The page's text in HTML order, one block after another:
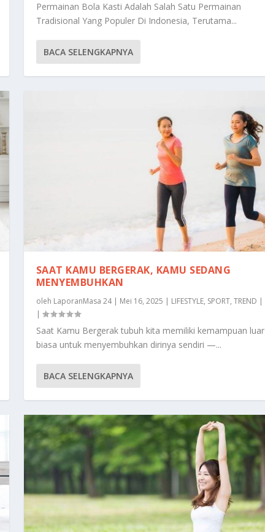
Permainan Bola Kasti Adalah Salah Satu Permainan
Tradisional Yang Populer Di Indonesia, Terutama...
BACA SELENGKAPNYA
SAAT KAMU BERGERAK, KAMU SEDANG
MENYEMBUHKAN
oleh LaporanMasa 24| Mei 16, 2025 | LIFESTYLE, SPORT, TREND |
|
Saat Kamu Bergerak tubuh kita memiliki kemampuan luar
biasa untuk menyembuhkan dirinya sendiri —...
BACA SELENGKAPNYA